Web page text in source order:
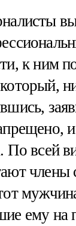
к ним
По всей
члены
ему на